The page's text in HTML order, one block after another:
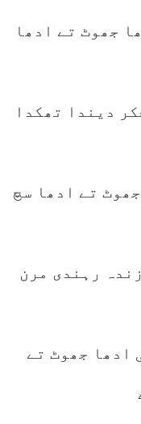
جھوٹ تے ادھا
دیندا تھکدا
تے ادھا سچ
رہندی مرن
ادھا جھوٹ تے